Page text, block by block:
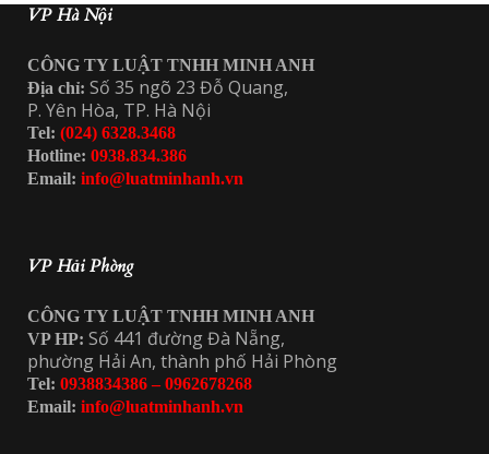
VP Hà Nội
CÔNG TY LUẬT TNHH MINH ANH
Địa chỉ: Số 35 ngõ 23 Đỗ Quang,
P. Yên Hòa, TP. Hà Nội
Tel: (024) 6328.3468
Hotline: 0938.834.386
Email: info@luatminhanh.vn
VP Hải Phòng
CÔNG TY LUẬT TNHH MINH ANH
VP HP: Số 441 đường Đà Nẵng,
phường Hải An, thành phố Hải Phòng
Tel: 0938834386 – 0962678268
Email: info@luatminhanh.vn